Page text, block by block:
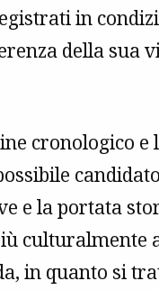
in
della sua
cronologico
e la portata
culturalmente
in quanto si